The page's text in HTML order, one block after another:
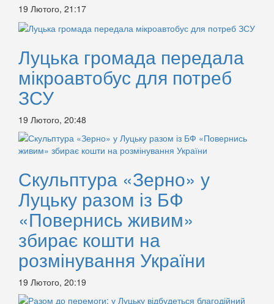
19 Лютого, 21:17
Луцька громада передала
мікроавтобус для потреб
ЗСУ
19 Лютого, 20:48
Скульптура «Зерно» у
Луцьку разом із БФ
«Повернись живим»
збирає кошти на
розмінування України
19 Лютого, 20:19